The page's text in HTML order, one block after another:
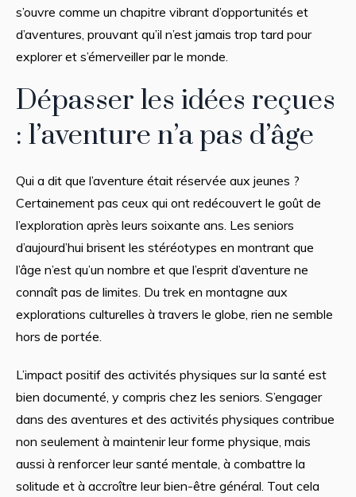
s’ouvre comme un chapitre vibrant d’opportunités et
d’aventures, prouvant qu’il n’est jamais trop tard pour
explorer et s’émerveiller par le monde.
Dépasser les idées reçues
: l’aventure n’a pas d’âge
Qui a dit que l’aventure était réservée aux jeunes ?
Certainement pas ceux qui ont redécouvert le goût de
l’exploration après leurs soixante ans. Les seniors
d’aujourd’hui brisent les stéréotypes en montrant que
l’âge n’est qu’un nombre et que l’esprit d’aventure ne
connaît pas de limites. Du trek en montagne aux
explorations culturelles à travers le globe, rien ne semble
hors de portée.
L’impact positif des activités physiques sur la santé est
bien documenté, y compris chez les seniors. S’engager
dans des aventures et des activités physiques contribue
non seulement à maintenir leur forme physique, mais
aussi à renforcer leur santé mentale, à combattre la
solitude et à accroître leur bien-être général. Tout cela